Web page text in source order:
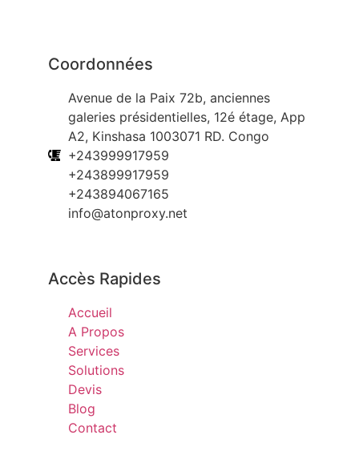
Coordonnées
Avenue de la Paix 72b, anciennes
galeries présidentielles, 12é étage, App
A2, Kinshasa 1003071 RD. Congo
+243999917959
+243899917959
+243894067165
info@atonproxy.net
Accès Rapides
Accueil
A Propos
Services
Solutions
Devis
Blog
Contact